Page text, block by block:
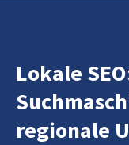
Lokale
regionale